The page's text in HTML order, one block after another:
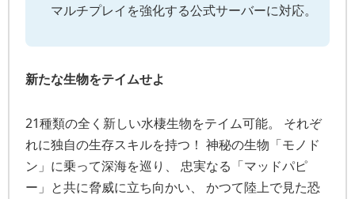
マルチプレイを強化する公式サーバーに対応。
新たな生物をテイムせよ
21種類の全く新しい水棲生物をテイム可能。 それぞ
れに独自の生存スキルを持つ！ 神秘の生物「モノド
ン」に乗って深海を巡り、 忠実なる「マッドパピ
ー」と共に脅威に立ち向かい、 かつて陸上で見た恐